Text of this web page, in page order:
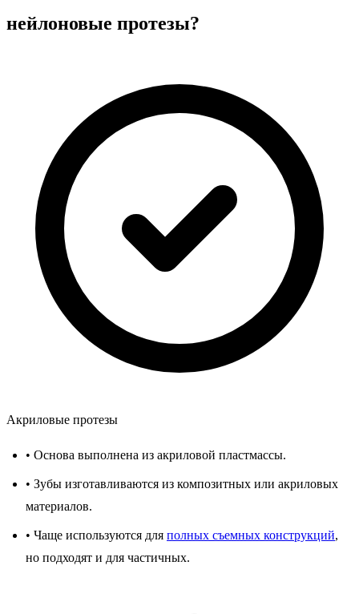
нейлоновые протезы?
Акриловые протезы
• Основа выполнена из акриловой пластмассы.
• Зубы изготавливаются из композитных или акриловых
материалов.
• Чаще используются для полных съемных конструкций,
но подходят и для частичных.